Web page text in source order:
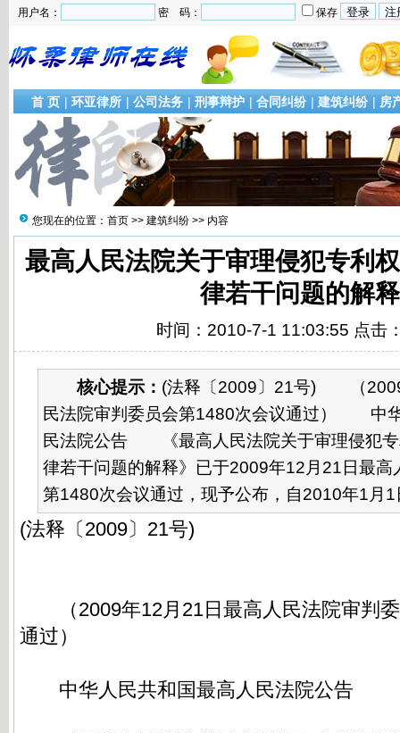
用户名： 密 码： 保存
首 页 | 环亚律所 | 公司法务 | 刑事辩护 | 合同纠纷 | 建筑纠纷 | 房
您现在的位置： 首页 >> 建筑纠纷 >> 内容
最高人民法院关于审理侵犯专利
律若干问题的解释
时间：2010-7-1 11:03:55 点击
核心提示： (法释〔2009〕21号) （
民法院审判委员会第1480次会议通过） 中
民法院公告 《最高人民法院关于审理侵犯专
律若干问题的解释》已于2009年12月21日最高
第1480次会议通过，现予公布，自2010年1月1
(法释〔2009〕21号)
（2009年12月21日最高人民法院审判委
通过）
中华人民共和国最高人民法院公告